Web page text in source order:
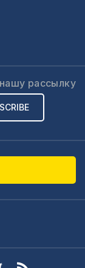
рассылку